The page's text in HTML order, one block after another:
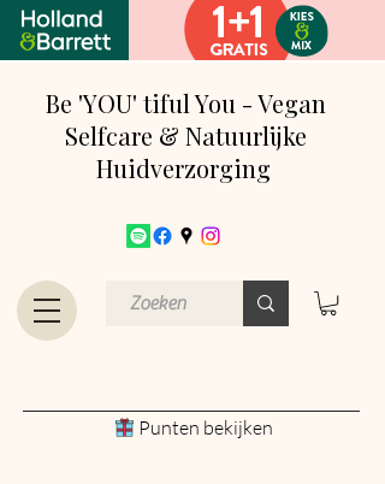
Be 'YOU' tiful You - Vegan
Selfcare & Natuurlijke
Huidverzorging
Punten bekijken